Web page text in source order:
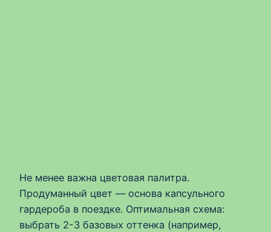
Не менее важна цветовая палитра.
Продуманный цвет — основа капсульного
гардероба в поездке. Оптимальная схема:
выбрать 2-3 базовых оттенка (например,